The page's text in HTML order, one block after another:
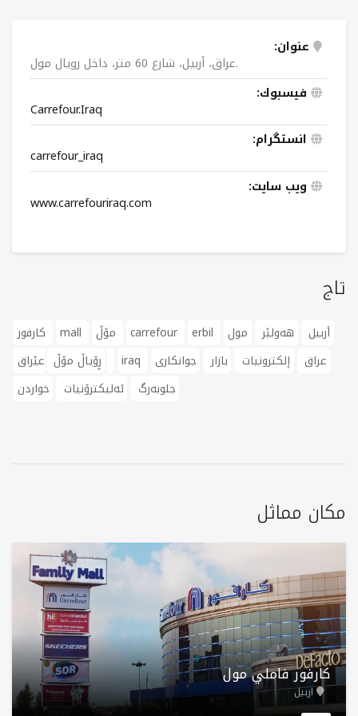
عنوان:
عراق، أربيل، شارع 60 متر، داخل رویال مول.
فيسبوك:
Carrefour.Iraq
انستگرام:
carrefour_iraq
ویب سایت:
www.carrefouriraq.com
تاج
mall carrefour erbil أربيل هەولێر
مول
ڕۆیاڵ مۆڵ
iraq عراق إلكترونيات بازار
جوانکاری
جلوبەرگ
ئەلیکترۆنیات خواردن
مكان مماثل
كارفور فاملي مول
اربيل